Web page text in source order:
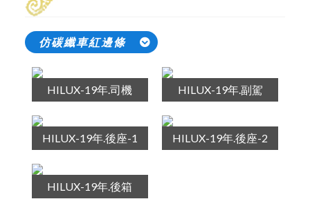
仿碳纖車紅邊條
HILUX-19年.司機 HILUX-19年.副駕
HILUX-19年.後座-1 HILUX-19年.後座-2
HILUX-19年.後箱